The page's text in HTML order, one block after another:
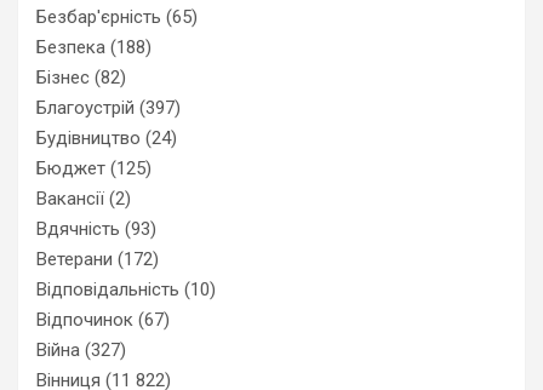
Безбар'єрність (65)
Безпека (188)
Бізнес (82)
Благоустрій (397)
Будівництво (24)
Бюджет (125)
Вакансії (2)
Вдячність (93)
Ветерани (172)
Відповідальність (10)
Відпочинок (67)
Війна (327)
Вінниця (11 822)